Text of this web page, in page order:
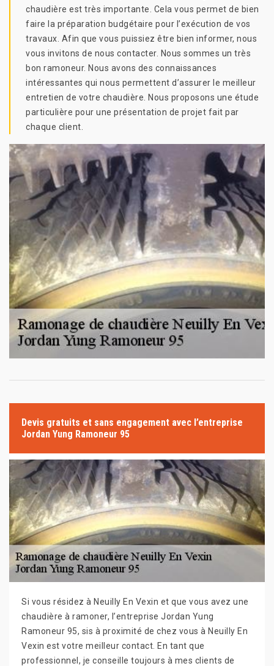
chaudière est très importante. Cela vous permet de bien
faire la préparation budgétaire pour l’exécution de vos
travaux. Afin que vous puissiez être bien informer, nous
vous invitons de nous contacter. Nous sommes un très
bon ramoneur. Nous avons des connaissances
intéressantes qui nous permettent d’assurer le meilleur
entretien de votre chaudière. Nous proposons une étude
particulière pour une présentation de projet fait par
chaque client.
Devis gratuits et sans engagement avec l’entreprise
Jordan Yung Ramoneur 95
Si vous résidez à Neuilly En Vexin et que vous avez une
chaudière à ramoner, l’entreprise Jordan Yung
Ramoneur 95, sis à proximité de chez vous à Neuilly En
Vexin est votre meilleur contact. En tant que
professionnel, je conseille toujours à mes clients de